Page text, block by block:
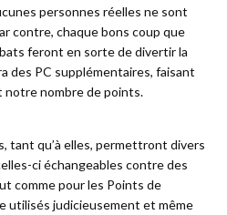
personnes réelles ne sont
contre, chaque bons coup que
feront en sorte de divertir la
des PC supplémentaires, faisant
notre nombre de points.
tant qu’à elles, permettront divers
ci échangeables contre des
comme pour les Points de
utilisés judicieusement et même